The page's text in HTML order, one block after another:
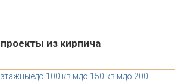
из кирпича
до 100 кв.мдо 150 кв.мдо 200